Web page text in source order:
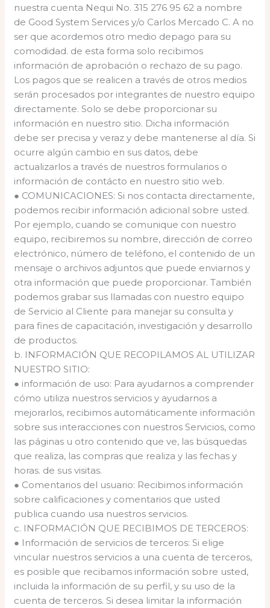
nuestra cuenta Nequi No. 315 276 95 62 a nombre
de Good System Services y/o Carlos Mercado C. A no
ser que acordemos otro medio depago para su
comodidad. de esta forma solo recibimos
información de aprobación o rechazo de su pago.
Los pagos que se realicen a través de otros medios
serán procesados por integrantes de nuestro equipo
directamente. Solo se debe proporcionar su
información en nuestro sitio. Dicha información
debe ser precisa y veraz y debe mantenerse al día. Si
ocurre algún cambio en sus datos, debe
actualizarlos a través de nuestros formularios o
información de contácto en nuestro sitio web.
● COMUNICACIONES: Si nos contacta directamente,
podemos recibir información adicional sobre usted.
Por ejemplo, cuando se comunique con nuestro
equipo, recibiremos su nombre, dirección de correo
electrónico, número de teléfono, el contenido de un
mensaje o archivos adjuntos que puede enviarnos y
otra información que puede proporcionar. También
podemos grabar sus llamadas con nuestro equipo
de Servicio al Cliente para manejar su consulta y
para fines de capacitación, investigación y desarrollo
de productos.
b. INFORMACIÓN QUE RECOPILAMOS AL UTILIZAR
NUESTRO SITIO:
● información de uso: Para ayudarnos a comprender
cómo utiliza nuestros servicios y ayudarnos a
mejorarlos, recibimos automáticamente información
sobre sus interacciones con nuestros Servicios, como
las páginas u otro contenido que ve, las búsquedas
que realiza, las compras que realiza y las fechas y
horas. de sus visitas.
● Comentarios del usuario: Recibimos información
sobre calificaciones y comentarios que usted
publica cuando usa nuestros servicios.
c. INFORMACIÓN QUE RECIBIMOS DE TERCEROS:
● Información de servicios de terceros: Si elige
vincular nuestros servicios a una cuenta de terceros,
es posible que recibamos información sobre usted,
incluida la información de su perfil, y su uso de la
cuenta de terceros. Si desea limitar la información